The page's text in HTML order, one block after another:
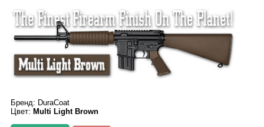
Бренд: DuraCoat
Цвет: Multi Light Brown